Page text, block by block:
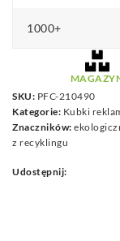
1000+
SKU: PFC-210490
Kategorie: Kubki
Znaczników:
z recyklingu
Udostępnij: